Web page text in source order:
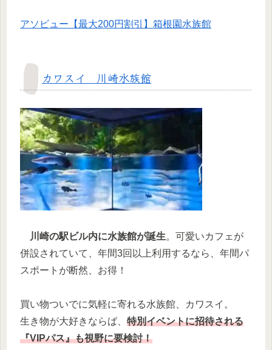
アソビュー【最大200円割引】箱根園水族館
カワスイ 川崎水族館
川崎の駅ビル内に水族館が誕生。可愛いカフェが
併設されていて、年間3回以上利用するなら、年間パ
スポートが断然、お得！
買い物ついでに気軽に寄れる水族館、カワスイ。
生き物が大好きならば、 特別イベントに招待される
『VIPパス』も視野に要検討！